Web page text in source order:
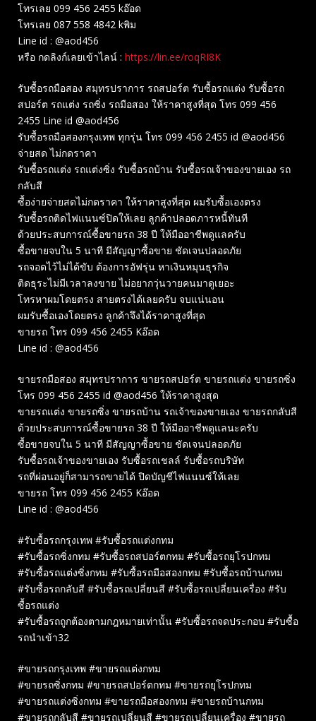
โทรเลย 099 456 2455 kอ๊อด
โทรเลย 087 558 4842 kพิม
Line id : @aod456
หรือ กดลิงก์เลยเข้าไลน์ : https://lin.ee/roqRI8K
รับซื้อรถมือสอง สมุทรปราการ รถสปอร์ต รับซื้อรถแต่ง รับซื้อรถ
สปอร์ต รถแต่ง รถซิ่ง รถมือสอง ให้ราคาสูงที่สุด โทร 099 456
2455 Line id @aod456
รับซื้อรถมือสองกรุงเทพ ทุกรุ่น โทร 099 456 2455 id @aod456
จ่ายสด ไม่กดราคา
รับซื้อรถแต่ง รถแต่งซิ่ง รับซื้อรถบ้าน รับซื้อรถเจ้าของขายเอง รถ
กลับสี
ซื้อง่ายจ่ายสดไม่กดราคา ให้ราคาสูงที่สุด ผมรับซื้อเองตรง
รับซื้อรถติดไฟแนนซ์ปิดให้เลย ลูกค้าปลอดภารหนี้ทันที
ด้วยประสบการณ์ซื้อขายรถ 38 ปี ให้มืออาชีพดูแลครับ
ซื้อขายจบใน 5 นาที มีสัญญาซื้อขาย ชัดเจนปลอดภัย
รถจอดไว้ไม่ได้ขับ ต้องการอัฟรุ่น หาเงินหมุนธุรกิจ
ติดธุระไม่มีเวลาลงขาย ไม่อยากวุ่นวายคนมาดูเยอะ
โทรหาผมโดยตรง สายตรงได้เลยครับ จบแน่นอน
ผมรับซื้อเองโดยตรง ลูกค้าจึงได้ราคาสูงที่สุด
ขายรถ โทร 099 456 2455 Kอ๊อด
Line id : @aod456
ขายรถมือสอง สมุทรปราการ ขายรถสปอร์ต ขายรถแต่ง ขายรถซิ่ง
โทร 099 456 2455 id @aod456 ให้ราคาสูงสุด
ขายรถแต่ง ขายรถซิ่ง ขายรถบ้าน รถเจ้าของขายเอง ขายรถกลับสี
ด้วยประสบการณ์ซื้อขายรถ 38 ปี ให้มืออาชีพดูแลนะครับ
ซื้อขายจบใน 5 นาที มีสัญญาซื้อขาย ชัดเจนปลอดภัย
รับซื้อรถเจ้าของขายเอง รับซื้อรถเชลล์ รับซื้อรถบริษัท
รถที่ผ่อนอยู่ก็สามารถขายได้ ปิดบัญชีไฟแนนซ์ให้เลย
ขายรถ โทร 099 456 2455 Kอ๊อด
Line id : @aod456
#รับซื้อรถกรุงเทพ #รับซื้อรถแต่งกทม
#รับซื้อรถซิ่งกทม #รับซื้อรถสปอร์ตกทม #รับซื้อรถยุโรปกทม
#รับซื้อรถแต่งซิ่งกทม #รับซื้อรถมือสองกทม #รับซื้อรถบ้านกทม
#รับซื้อรถกลับสี #รับซื้อรถเปลี่ยนสี #รับซื้อรถเปลี่ยนเครื่อง #รับ
ซื้อรถแต่ง
#รับซื้อรถถูกต้องตามกฎหมายเท่านั้น #รับซื้อรถจดประกอบ #รับซื้อ
รถนำเข้า32
#ขายรถกรุงเทพ #ขายรถแต่งกทม
#ขายรถซิ่งกทม #ขายรถสปอร์ตกทม #ขายรถยุโรปกทม
#ขายรถแต่งซิ่งกทม #ขายรถมือสองกทม #ขายรถบ้านกทม
#ขายรถกลับสี #ขายรถเปลี่ยนสี #ขายรถเปลี่ยนเครื่อง #ขายรถ